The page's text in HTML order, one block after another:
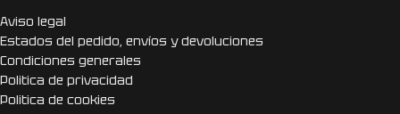
Aviso legal
Estados del pedido, envíos y devoluciones
Condiciones generales
Politica de privacidad
Politica de cookies